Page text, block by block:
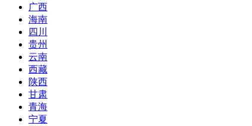
广西
海南
四川
贵州
云南
西藏
陕西
甘肃
青海
宁夏